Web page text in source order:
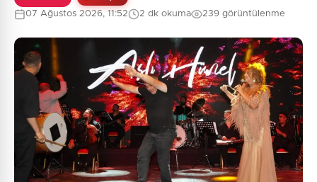
Güvenlik Sorusu:
3 + 10 = ?
Gönder
07 Ağustos 2026, 11:52 2 dk okuma 239 görüntülenme